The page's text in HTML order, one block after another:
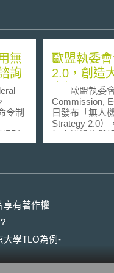
無
詢
令制
規則
提供
供
管制
原則
證
通訊
制之
件、
歐盟執委
2.0，創造
市場
歐盟執委會
Commission,
日發布「無人
Strategy 2.0）
無人機操作與
石，為歐洲無
「創新空中服
Services, IAS
（Urban Air
享有著作權
大學TLO為例-